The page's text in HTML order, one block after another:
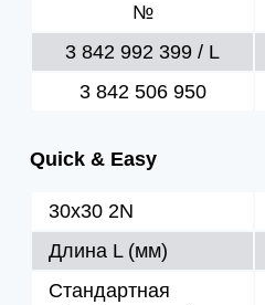
№
3 842 992 399 / L
3 842 506 950
Quick & Easy
30x30 2N
Длина L (мм)
Стандартная